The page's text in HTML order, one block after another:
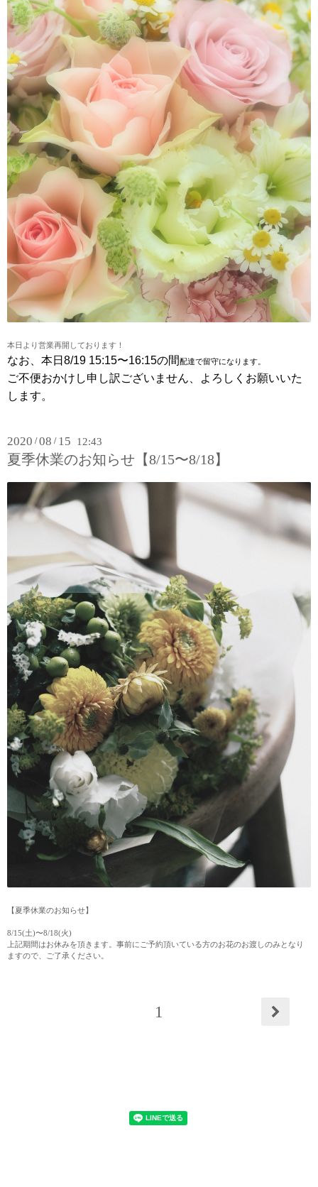
本日より営業再開しております！
なお、本日8/19 15:15〜16:15の間配達で留守になります。
ご不便おかけし申し訳ございません、よろしくお願いいた
します。
2020 /08 / 15 12:43
夏季休業のお知らせ【8/15〜8/18】
【夏季休業のお知らせ】
8/15(土)〜8/18(火)
上記期間はお休みを頂きます。事前にご予約頂いている方のお花のお渡しのみとなり
ますので、ご了承ください。
1